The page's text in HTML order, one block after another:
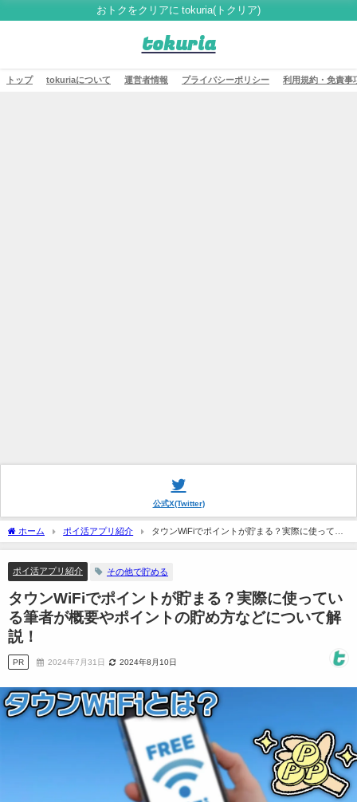
おトクをクリアに tokuria(トクリア)
tokuria
トップ tokuriaについて 運営者情報 プライバシーポリシー 利用規約・免責事
公式X(Twitter)
ホーム ポイ活アプリ紹介
タウンWiFiでポイントが貯まる？実際に使ってい
る筆者が概要やポイントの貯め方などについて解説！
ポイ活アプリ紹介 その他で貯める
タウンWiFiでポイントが貯まる？実際に使ってい
る筆者が概要やポイントの貯め方などについて解
説！
PR 2024年7月31日 2024年8月10日